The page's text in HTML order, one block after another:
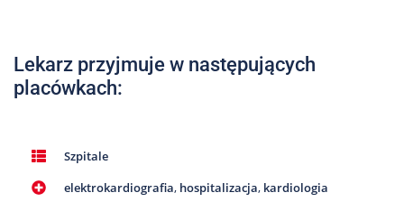
Galeria
801
Lekarz przyjmuje w następujących
placówkach:
Szpitale
elektrokardiografia, hospitalizacja, kardiologia